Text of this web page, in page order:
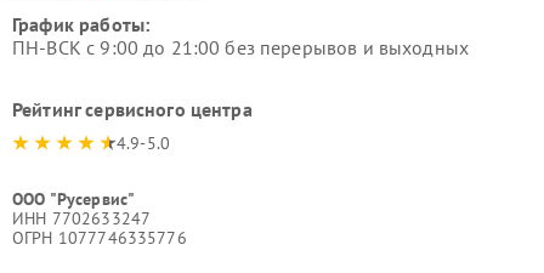
График работы:
ПН-ВСК с 9:00 до 21:00 без перерывов и выходных
Рейтинг сервисного центра
4.9-5.0
ООО "Русервис"
ИНН 7702633247
ОГРН 1077746335776